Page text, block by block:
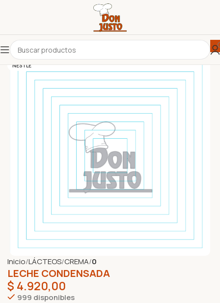
NESTLE
Inicio LÁCTEOS CREMA 0
LECHE CONDENSADA
$ 4.920,00
999 disponibles